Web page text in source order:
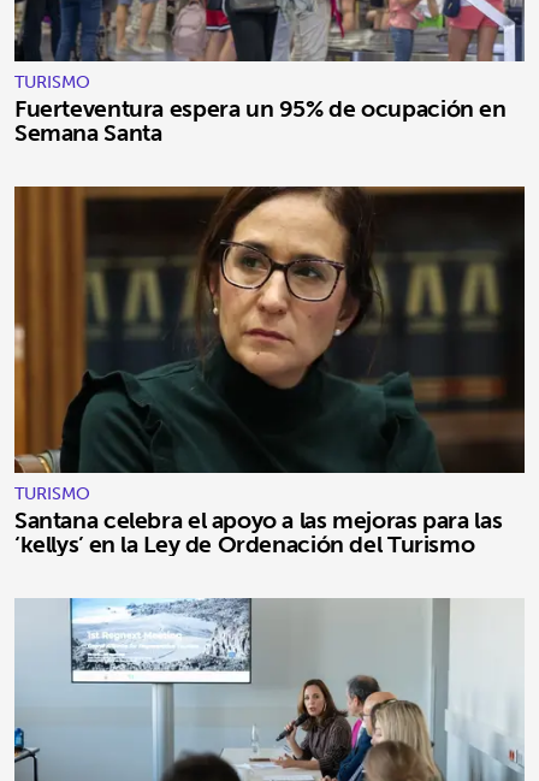
TURISMO
Fuerteventura espera un 95% de ocupación en
Semana Santa
TURISMO
Santana celebra el apoyo a las mejoras para las
‘kellys’ en la Ley de Ordenación del Turismo